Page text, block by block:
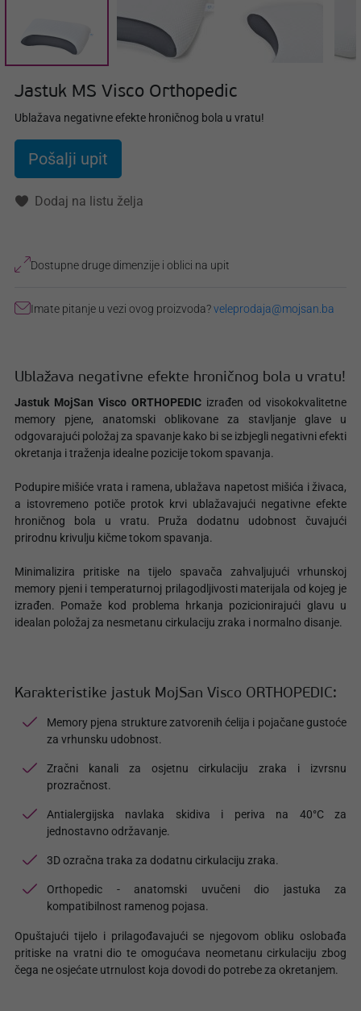
Jastuk MS Visco Orthopedic
Ublažava negativne efekte hroničnog bola u vratu!
Pošalji upit
Dodaj na listu želja
Dostupne druge dimenzije i oblici na upit
Imate pitanje u vezi ovog proizvoda?veleprodaja@mojsan.ba
Ublažava negativne efekte hroničnog bola u vratu!
Jastuk MojSan Visco ORTHOPEDIC izrađen od visokokvalitetne
memory pjene, anatomski oblikovane za stavljanje glave u
odgovarajući položaj za spavanje kako bi se izbjegli negativni efekti
okretanja i traženja idealne pozicije tokom spavanja.
Podupire mišiće vrata i ramena, ublažava napetost mišića i živaca,
a istovremeno potiče protok krvi ublažavajući negativne efekte
hroničnog bola u vratu. Pruža dodatnu udobnost čuvajući
prirodnu krivulju kičme tokom spavanja.
Minimalizira pritiske na tijelo spavača zahvaljujući vrhunskoj
memory pjeni i temperaturnoj prilagodljivosti materijala od kojeg je
izrađen. Pomaže kod problema hrkanja pozicionirajući glavu u
idealan položaj za nesmetanu cirkulaciju zraka i normalno disanje.
Karakteristike jastuk MojSan Visco ORTHOPEDIC:
Memory pjena strukture zatvorenih ćelija i pojačane gustoće
za vrhunsku udobnost.
Zračni kanali za osjetnu cirkulaciju zraka i izvrsnu
prozračnost.
Antialergijska navlaka skidiva i periva na 40°C za
jednostavno održavanje.
3D ozračna traka za dodatnu cirkulaciju zraka.
Orthopedic - anatomski uvučeni dio jastuka za
kompatibilnost ramenog pojasa.
Opuštajući tijelo i prilagođavajući se njegovom obliku oslobađa
pritiske na vratni dio te omogućava neometanu cirkulaciju zbog
čega ne osjećate utrnulost koja dovodi do potrebe za okretanjem.